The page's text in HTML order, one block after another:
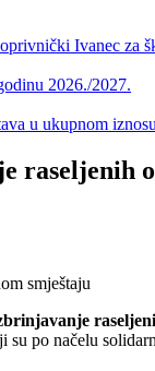
Ivanec za
2026./2027.
u ukupnom
raseljenih
po načelu